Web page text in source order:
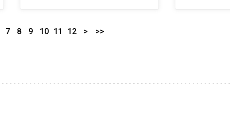
7 8 9 10 11 12 > >>